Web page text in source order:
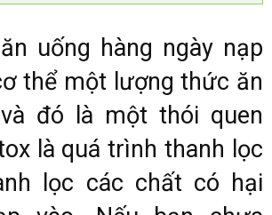
uống hàng ngày nạp
thể một lượng thức ăn
đó là một thói quen
là quá trình thanh lọc
lọc các chất có hại